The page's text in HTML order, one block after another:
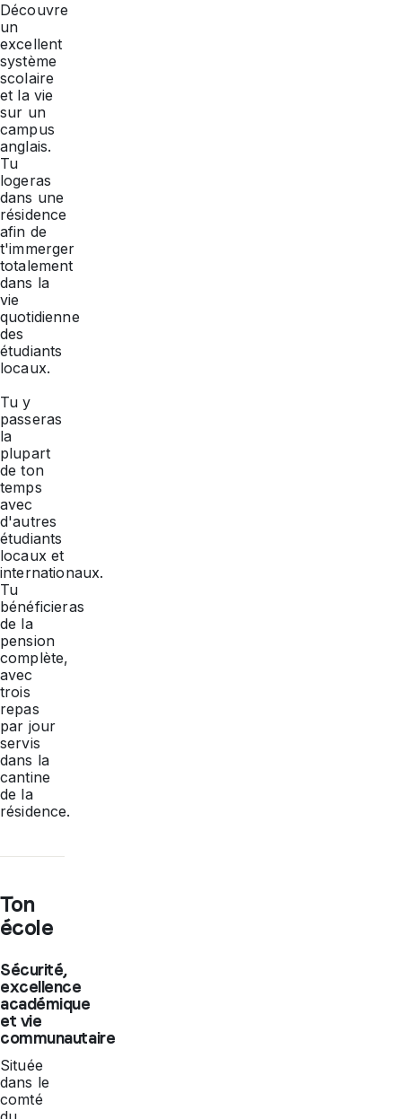
Découvre
un
excellent
système
scolaire
et la vie
sur un
campus
anglais.
Tu
logeras
dans une
résidence
afin de
t'immerger
totalement
dans la
vie
quotidienne
des
étudiants
locaux.
Tu y
passeras
la
plupart
de ton
temps
avec
d'autres
étudiants
locaux et
internationaux.
Tu
bénéficieras
de la
pension
complète,
avec
trois
repas
par jour
servis
dans la
cantine
de la
résidence.
Ton
école
Sécurité,
excellence
académique
et vie
communautaire
Située
dans le
comté